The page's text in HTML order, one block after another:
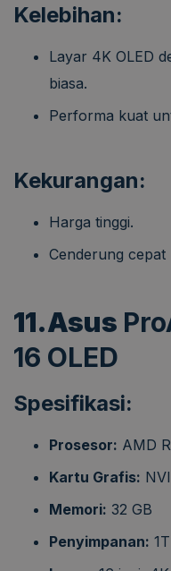
Kelebihan:
Layar 4K OLED
biasa.
Performa kuat
Kekurangan:
Harga tinggi.
Cenderung cepat
11.Asus
16 OLED
Spesifikasi:
Prosesor: AMD
Kartu Grafis:
Memori: 32 GB
Penyimpanan: